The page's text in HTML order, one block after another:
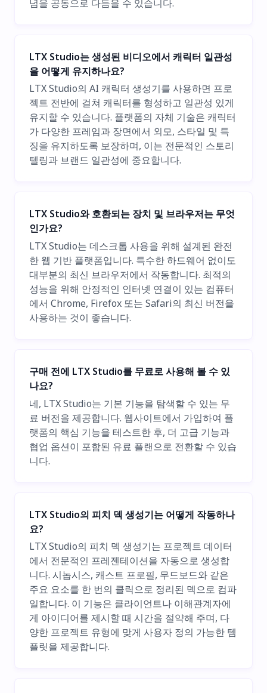
념을 공동으로 다듬을 수 있습니다.
LTX Studio는 생성된 비디오에서 캐릭터 일관성
을 어떻게 유지하나요?
LTX Studio의 AI 캐릭터 생성기를 사용하면 프로
젝트 전반에 걸쳐 캐릭터를 형성하고 일관성 있게
유지할 수 있습니다. 플랫폼의 자체 기술은 캐릭터
가 다양한 프레임과 장면에서 외모, 스타일 및 특
징을 유지하도록 보장하며, 이는 전문적인 스토리
텔링과 브랜드 일관성에 중요합니다.
LTX Studio와 호환되는 장치 및 브라우저는 무엇
인가요?
LTX Studio는 데스크톱 사용을 위해 설계된 완전
한 웹 기반 플랫폼입니다. 특수한 하드웨어 없이도
대부분의 최신 브라우저에서 작동합니다. 최적의
성능을 위해 안정적인 인터넷 연결이 있는 컴퓨터
에서 Chrome, Firefox 또는 Safari의 최신 버전을
사용하는 것이 좋습니다.
구매 전에 LTX Studio를 무료로 사용해 볼 수 있
나요?
네, LTX Studio는 기본 기능을 탐색할 수 있는 무
료 버전을 제공합니다. 웹사이트에서 가입하여 플
랫폼의 핵심 기능을 테스트한 후, 더 고급 기능과
협업 옵션이 포함된 유료 플랜으로 전환할 수 있습
니다.
LTX Studio의 피치 덱 생성기는 어떻게 작동하나
요?
LTX Studio의 피치 덱 생성기는 프로젝트 데이터
에서 전문적인 프레젠테이션을 자동으로 생성합
니다. 시놉시스, 캐스트 프로필, 무드보드와 같은
주요 요소를 한 번의 클릭으로 정리된 덱으로 컴파
일합니다. 이 기능은 클라이언트나 이해관계자에
게 아이디어를 제시할 때 시간을 절약해 주며, 다
양한 프로젝트 유형에 맞게 사용자 정의 가능한 템
플릿을 제공합니다.